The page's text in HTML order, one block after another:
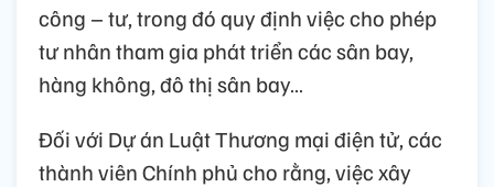
công – tư, trong đó quy định việc cho phép
tư nhân tham gia phát triển các sân bay,
hàng không, đô thị sân bay…
Đối với Dự án Luật Thương mại điện tử, các
thành viên Chính phủ cho rằng, việc xây